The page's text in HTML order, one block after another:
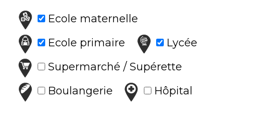
Ecole maternelle
Ecole primaire
Lycée
Supermarché / Supérette
Boulangerie
Hôpital